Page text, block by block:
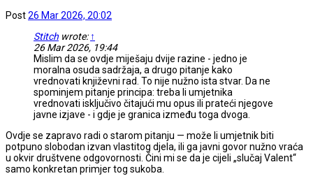
Post26 Mar 2026, 20:02
Stitch wrote: ↑
26 Mar 2026, 19:44
Mislim da se ovdje miješaju dvije razine - jedno je
moralna osuda sadržaja, a drugo pitanje kako
vrednovati književni rad. To nije nužno ista stvar. Da ne
spominjem pitanje principa: treba li umjetnika
vrednovati isključivo čitajući mu opus ili prateći njegove
javne izjave - i gdje je granica između toga dvoga.
Ovdje se zapravo radi o starom pitanju — može li umjetnik biti
potpuno slobodan izvan vlastitog djela, ili ga javni govor nužno vraća
u okvir društvene odgovornosti. Čini mi se da je cijeli „slučaj Valent“
samo konkretan primjer tog sukoba.